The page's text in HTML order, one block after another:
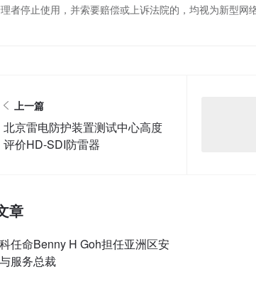
者停止使用，并索要赔偿或上诉法院的，均视为新型
上一篇
北京雷电防护装置测试中心高度
评价HD-SDI防雷器
章
任命Benny H Goh担任亚洲区安
服务总裁